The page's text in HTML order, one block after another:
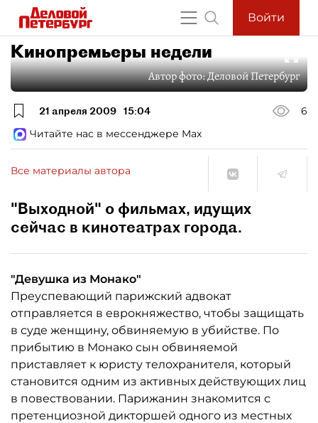
Войти
Кинопремьеры недели
Автор фото:Деловой Петербург
21 апреля 2009 15:04
6
Читайте нас в мессенджере Max
Все материалы автора
"Выходной" о фильмах, идущих
сейчас в кинотеатрах города.
"Девушка из Монако"
Преуспевающий парижский адвокат
отправляется в еврокняжество, чтобы защищать
в суде женщину, обвиняемую в убийстве. По
прибытию в Монако сын обвиняемой
приставляет к юристу телохранителя, который
становится одним из активных действующих лиц
в повествовании. Парижанин знакомится с
претенциозной дикторшей одного из местных